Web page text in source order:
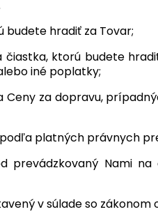
budete hradiť za Tovar;
čiastka, ktorú budete
iné poplatky;
Ceny za dopravu,
platných právnych
prevádzkovaný Nami na
v súlade so zákonom